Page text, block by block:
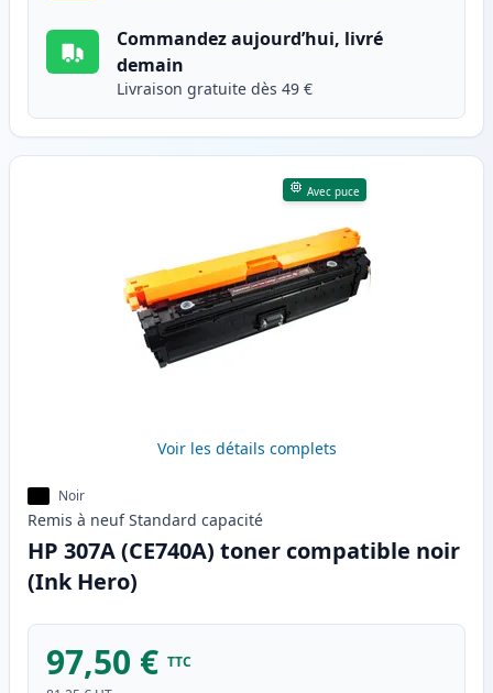
Commandez aujourd’hui, livré
demain
Livraison gratuite dès 49 €
Avec puce
Voir les détails complets
Noir
Remis à neuf Standard capacité
HP 307A (CE740A) toner compatible noir
(Ink Hero)
97,50 € TTC